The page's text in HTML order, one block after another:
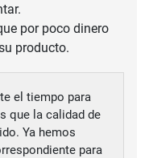
por poco dinero
el tiempo para
que la calidad de
Ya hemos
para